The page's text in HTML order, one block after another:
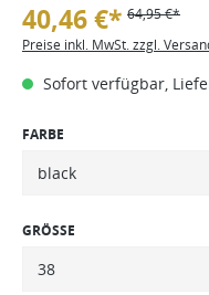
40,46 €* 64,95 €*
Preise inkl. MwSt. zzgl.
Sofort verfügbar,
FARBE
GRÖSSE